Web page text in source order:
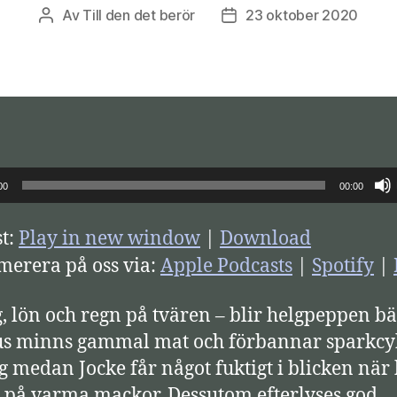
Inläggsförfattare
Av Till den det berör Inläggsdatum
23 oktober 2020
00:00
Play in new window
Download
på oss via: Apple Podcasts Spotify
lön och regn på tvären – blir helgpeppen
minns gammal mat och förbannar
medan Jocke får något fuktigt i blicken när